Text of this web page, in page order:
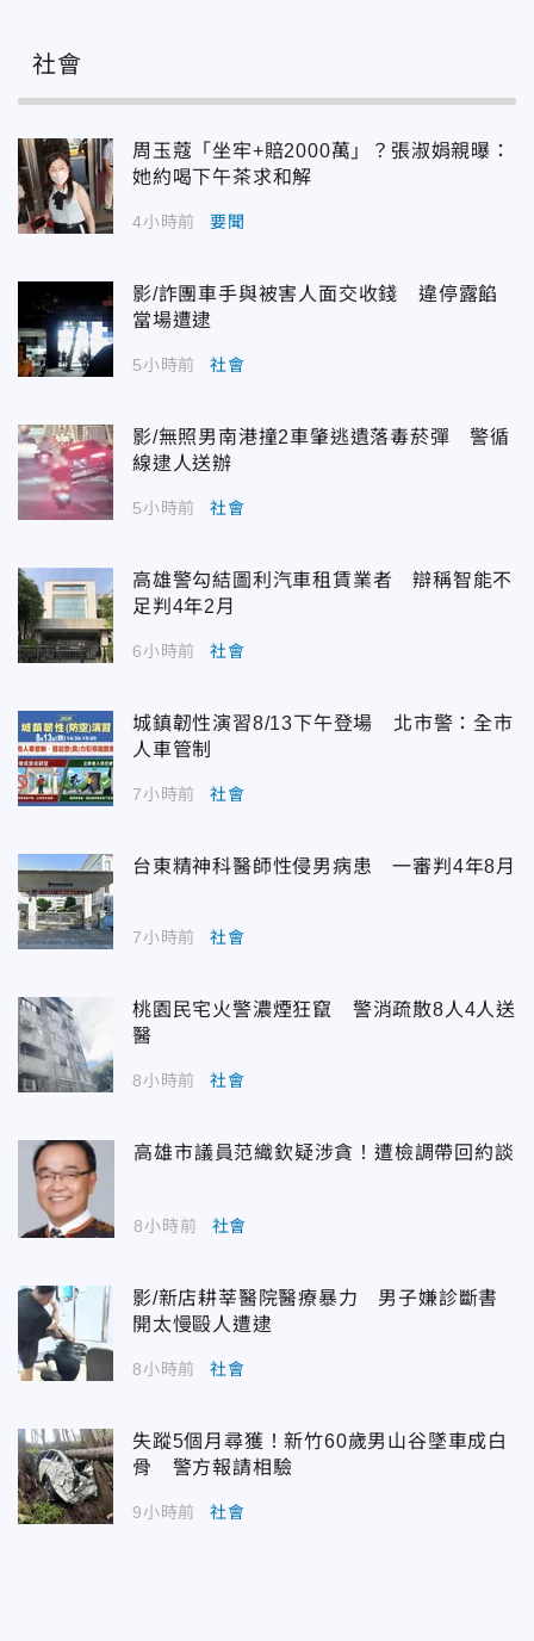
社會
周玉蔻「坐牢+賠2000萬」？張淑娟親曝：
她約喝下午茶求和解
4小時前 要聞
影/詐團車手與被害人面交收錢 違停露餡
當場遭逮
5小時前 社會
影/無照男南港撞2車肇逃遺落毒菸彈 警循
線逮人送辦
5小時前 社會
高雄警勾結圖利汽車租賃業者 辯稱智能不
足判4年2月
6小時前 社會
城鎮韌性演習8/13下午登場 北市警：全市
人車管制
7小時前 社會
台東精神科醫師性侵男病患 一審判4年8月
7小時前 社會
桃園民宅火警濃煙狂竄 警消疏散8人4人送
醫
8小時前 社會
高雄市議員范織欽疑涉貪！遭檢調帶回約談
8小時前 社會
影/新店耕莘醫院醫療暴力 男子嫌診斷書
開太慢毆人遭逮
8小時前 社會
失蹤5個月尋獲！新竹60歲男山谷墜車成白
骨 警方報請相驗
9小時前 社會